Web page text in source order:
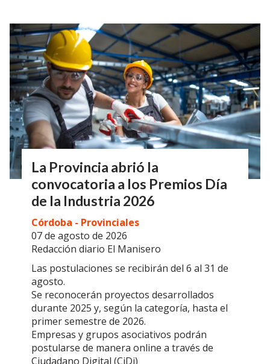
La Provincia abrió la
convocatoria a los Premios Día
de la Industria 2026
Redacción diario El Manisero
Córdoba - Provinciales
07 de agosto de 2026
Las postulaciones se recibirán del 6 al 31 de
agosto.
Se reconocerán proyectos desarrollados
durante 2025 y, según la categoría, hasta el
primer semestre de 2026.
Empresas y grupos asociativos podrán
postularse de manera online a través de
Ciudadano Digital (CiDi)